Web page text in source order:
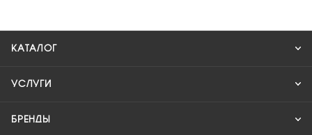
КАТАЛОГ
УСЛУГИ
БРЕНДЫ